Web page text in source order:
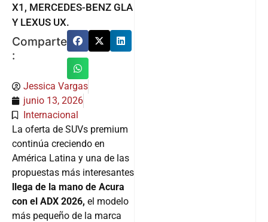
X1, MERCEDES-BENZ GLA
Y LEXUS UX.
Comparte
:
Jessica Vargas
junio 13, 2026
Internacional
La oferta de SUVs premium
continúa creciendo en
América Latina y una de las
propuestas más interesantes
llega de la mano de Acura
con el ADX 2026, el modelo
más pequeño de la marca